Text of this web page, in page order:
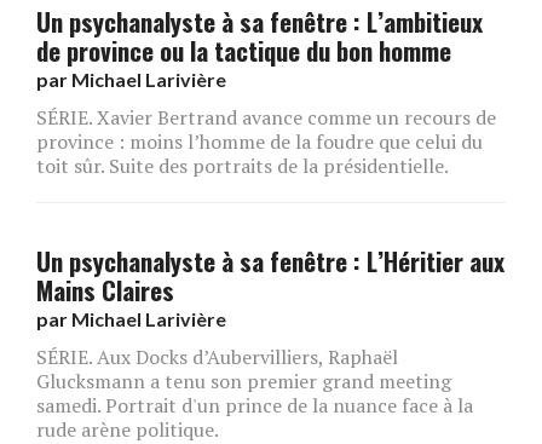
Un psychanalyste à sa fenêtre : L’ambitieux
de province ou la tactique du bon homme
par Michael Larivière
SÉRIE. Xavier Bertrand avance comme un recours de
province : moins l’homme de la foudre que celui du
toit sûr. Suite des portraits de la présidentielle.
Un psychanalyste à sa fenêtre : L’Héritier aux
Mains Claires
par Michael Larivière
SÉRIE. Aux Docks d’Aubervilliers, Raphaël
Glucksmann a tenu son premier grand meeting
samedi. Portrait d'un prince de la nuance face à la
rude arène politique.